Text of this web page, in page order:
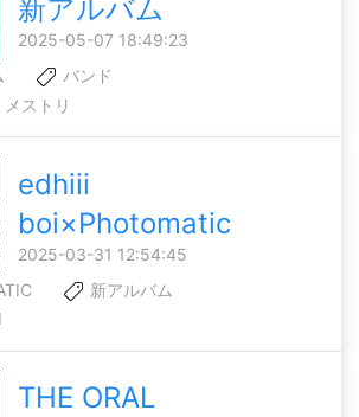
新アルバム
2025-05-07 18:49:23
バンド
ストリ
edhiii
boi×Photomatic
2025-03-31 12:54:45
新アルバム
THE ORAL